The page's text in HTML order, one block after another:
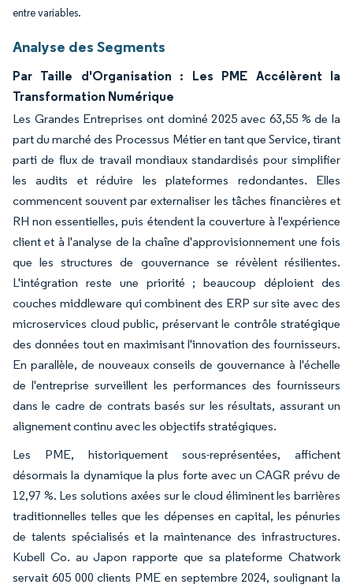
entre variables.
Analyse des Segments
Par Taille d'Organisation : Les PME Accélèrent la
Transformation Numérique
Les Grandes Entreprises ont dominé 2025 avec 63,55 % de la
part du marché des Processus Métier en tant que Service, tirant
parti de flux de travail mondiaux standardisés pour simplifier
les audits et réduire les plateformes redondantes. Elles
commencent souvent par externaliser les tâches financières et
RH non essentielles, puis étendent la couverture à l'expérience
client et à l'analyse de la chaîne d'approvisionnement une fois
que les structures de gouvernance se révèlent résilientes.
L'intégration reste une priorité ; beaucoup déploient des
couches middleware qui combinent des ERP sur site avec des
microservices cloud public, préservant le contrôle stratégique
des données tout en maximisant l'innovation des fournisseurs.
En parallèle, de nouveaux conseils de gouvernance à l'échelle
de l'entreprise surveillent les performances des fournisseurs
dans le cadre de contrats basés sur les résultats, assurant un
alignement continu avec les objectifs stratégiques.
Les PME, historiquement sous-représentées, affichent
désormais la dynamique la plus forte avec un CAGR prévu de
12,97 %. Les solutions axées sur le cloud éliminent les barrières
traditionnelles telles que les dépenses en capital, les pénuries
de talents spécialisés et la maintenance des infrastructures.
Kubell Co. au Japon rapporte que sa plateforme Chatwork
servait 605 000 clients PME en septembre 2024, soulignant la